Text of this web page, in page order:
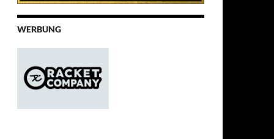
WERBUNG